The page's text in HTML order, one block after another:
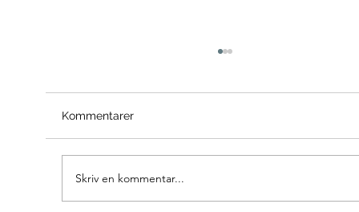
Karpman's Dramatrekant
Kommentarer
Skriv en kommentar...